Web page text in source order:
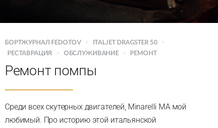
БОРТЖУРНАЛ FEDOTOV > ITALJET DRAGSTER 50
>
РЕСТАВРАЦИЯ
> ОБСЛУЖИВАНИЕ > РЕМОНТ
Ремонт помпы
Среди всех скутерных двигателей, Minarelli MA мой
любимый. Про историю этой итальянской